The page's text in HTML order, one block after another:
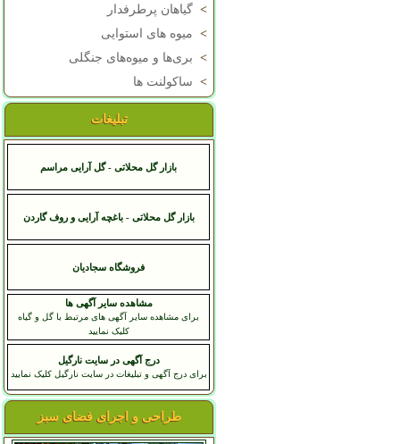
> گیاهان پرطرفدار
> میوه های استوایی
> بری‌ها و میوه‌های جنگلی
> ساکولنت ها
تبلیغات
بازار گل محلاتی - گل آرایی مراسم
بازار گل محلاتی - باغچه آرایی و روف گاردن
فروشگاه سجاديان
مشاهده سایر آگهی ها
برای مشاهده سایر آگهی های مرتبط با گل و گیاه
کلیک نمایید
درج آگهی در سایت نارگیل
برای درج آگهی و تبلیغات در سایت نارگیل کلیک نمایید
طراحی و اجرای فضای سبز